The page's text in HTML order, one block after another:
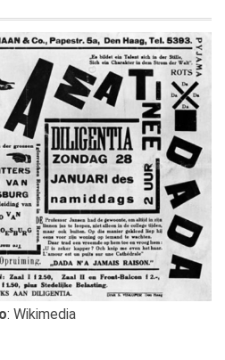
: Wikimedia